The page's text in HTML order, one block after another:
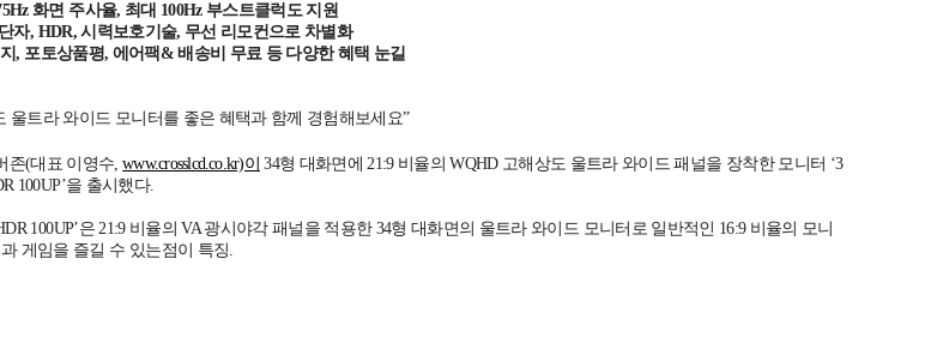
화면 주사율, 최대 100Hz 부스트클럭도 지원
자, HDR, 시력보호기술, 무선 리모컨으로 차별화
, 포토상품평, 에어팩& 배송비 무료 등 다양한 혜택 눈길
울트라 와이드 모니터를 좋은 혜택과 함께 경험해보세요”
존(대표 이영수,www.crosslcd.co.kr)이 34형 대화면에 21:9 비율의 WQHD 고해상도 울트라 와이드 패널을 장착한 모니터 ‘3
100UP’을 출시했다.
100UP’은 21:9 비율의 VA 광시야각 패널을 적용한 34형 대화면의 울트라 와이드 모니터로 일반적인 16:9 비율의 모니
게임을 즐길 수 있는점이 특징.